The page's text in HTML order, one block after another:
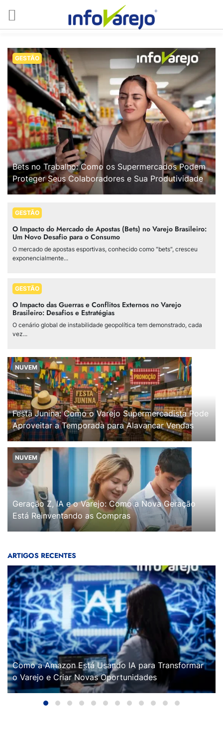
GESTÃO
Bets no Trabalho: Como os Supermercados Podem
Proteger Seus Colaboradores e Sua Produtividade
GESTÃO
O Impacto do Mercado de Apostas (Bets) no Varejo Brasileiro:
Um Novo Desafio para o Consumo
O mercado de apostas esportivas, conhecido como "bets", cresceu
exponencialmente...
GESTÃO
O Impacto das Guerras e Conflitos Externos no Varejo
Brasileiro: Desafios e Estratégias
O cenário global de instabilidade geopolítica tem demonstrado, cada
vez...
NUVEM
Festa Junina: Como o Varejo Supermercadista Pode
Aproveitar a Temporada para Alavancar Vendas
NUVEM
Geração Z, IA e o Varejo: Como a Nova Geração
Está Reinventando as Compras
ARTIGOS RECENTES
Como a Amazon Está Usando IA para Transformar
o Varejo e Criar Novas Oportunidades